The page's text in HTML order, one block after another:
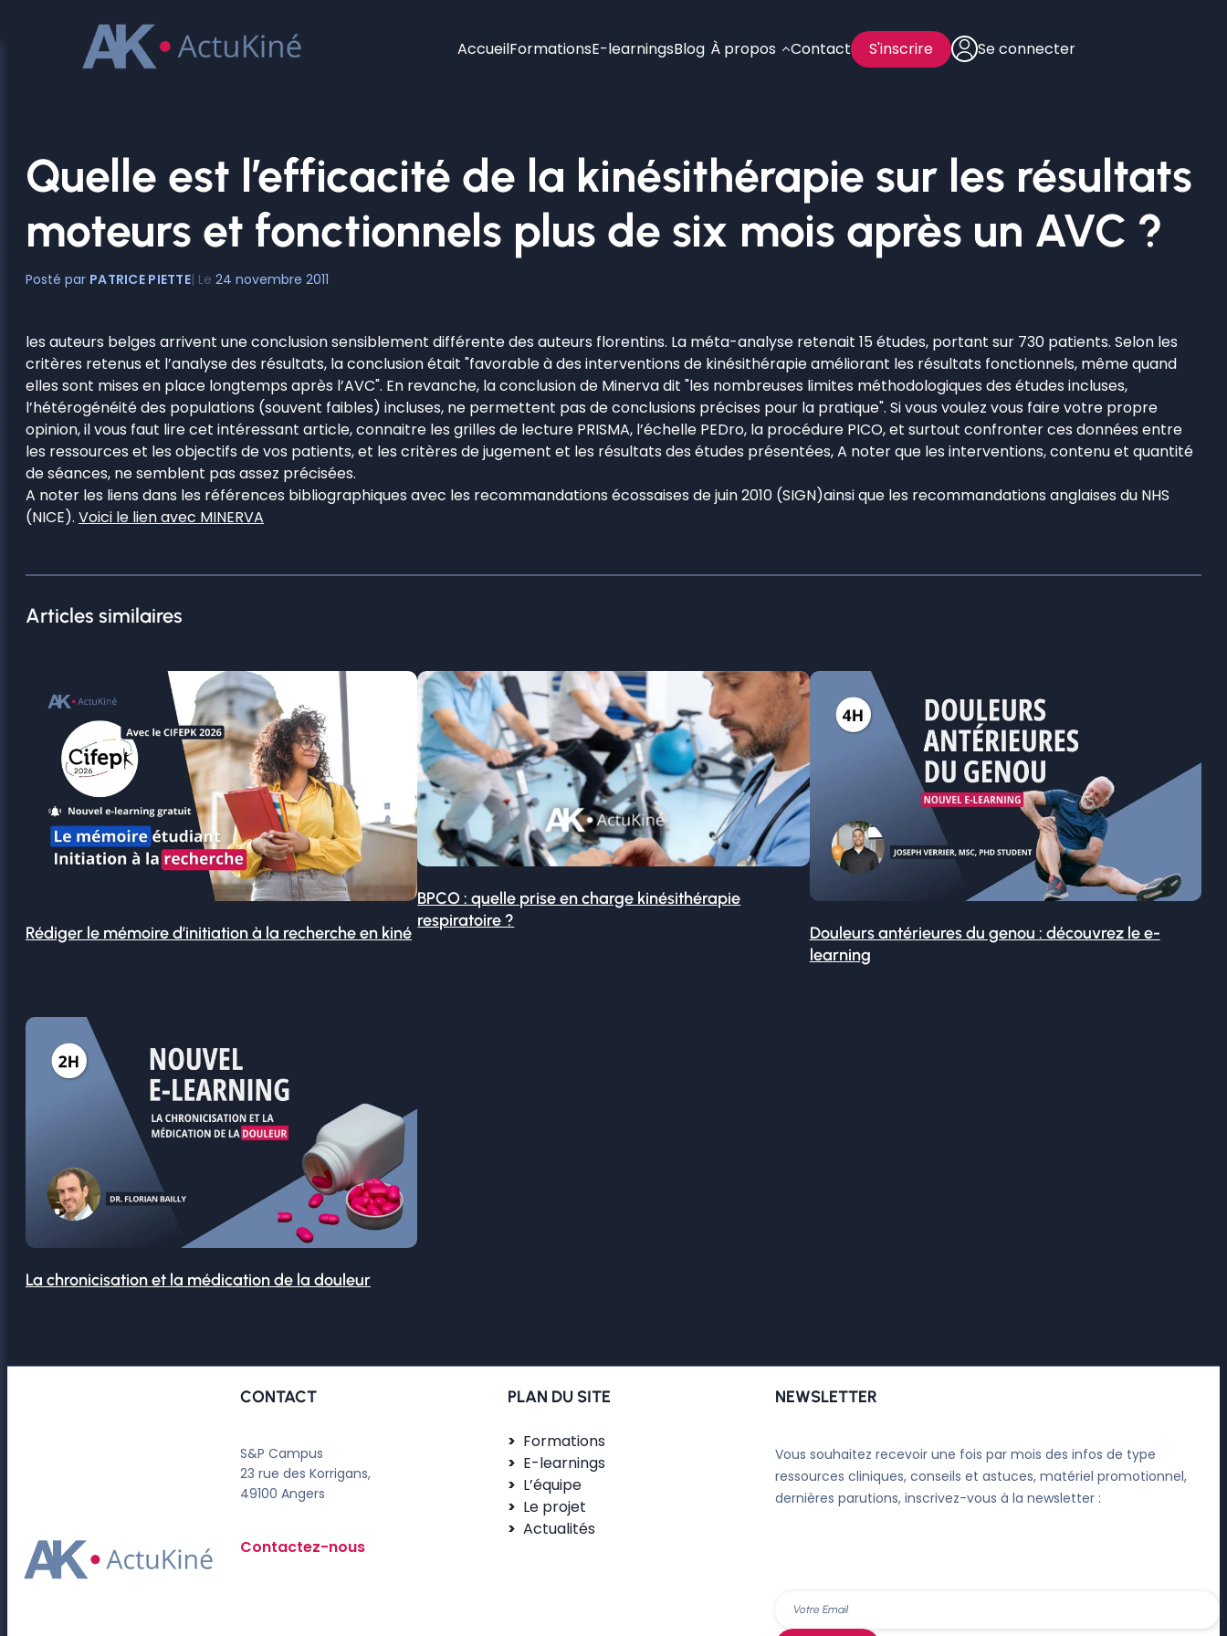
AccueilFormationsE-learningsBlog À propos Contact S'inscrire Se connecter
Quelle est l’efficacité de la kinésithérapie sur les résultats
moteurs et fonctionnels plus de six mois après un AVC ?
PATRICE PIETTE 24 novembre 2011
les auteurs belges arrivent une conclusion sensiblement différente des auteurs florentins. La méta-analyse retenait 15 études, portant sur 730 patients. Selon les
critères retenus et l’analyse des résultats, la conclusion était "favorable à des interventions de kinésithérapie améliorant les résultats fonctionnels, même quand
elles sont mises en place longtemps après l’AVC". En revanche, la conclusion de Minerva dit "les nombreuses limites méthodologiques des études incluses,
l’hétérogénéité des populations (souvent faibles) incluses, ne permettent pas de conclusions précises pour la pratique". Si vous voulez vous faire votre propre
opinion, il vous faut lire cet intéressant article, connaitre les grilles de lecture PRISMA, l’échelle PEDro, la procédure PICO, et surtout confronter ces données entre
les ressources et les objectifs de vos patients, et les critères de jugement et les résultats des études présentées, A noter que les interventions, contenu et quantité
de séances, ne semblent pas assez précisées.
A noter les liens dans les références bibliographiques avec les recommandations écossaises de juin 2010 (SIGN)ainsi que les recommandations anglaises du NHS
(NICE). Voici le lien avec MINERVA
Articles similaires
Rédiger le mémoire d’initiation à la recherche en kiné
BPCO : quelle prise en charge kinésithérapie
respiratoire ?
Douleurs antérieures du genou : découvrez le e-
learning
La chronicisation et la médication de la douleur
CONTACT
S&P Campus
23 rue des Korrigans,
49100 Angers
Contactez-nous
PLAN DU SITE
Formations
E-learnings
L’équipe
Le projet
Actualités
NEWSLETTER
Vous souhaitez recevoir une fois par mois des infos de type
ressources cliniques, conseils et astuces, matériel promotionnel,
dernières parutions, inscrivez-vous à la newsletter :